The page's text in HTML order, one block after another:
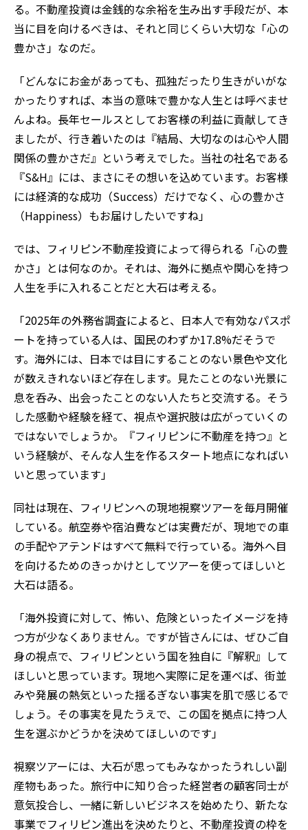
る。不動産投資は金銭的な余裕を生み出す手段だが、本
当に目を向けるべきは、それと同じくらい大切な「心の
豊かさ」なのだ。
「どんなにお金があっても、孤独だったり生きがいがな
かったりすれば、本当の意味で豊かな人生とは呼べませ
んよね。長年セールスとしてお客様の利益に貢献してき
ましたが、行き着いたのは『結局、大切なのは心や人間
関係の豊かさだ』という考えでした。当社の社名である
『S&H』には、まさにその想いを込めています。お客様
には経済的な成功（Success）だけでなく、心の豊かさ
（Happiness）もお届けしたいですね」
では、フィリピン不動産投資によって得られる「心の豊
かさ」とは何なのか。それは、海外に拠点や関心を持つ
人生を手に入れることだと大石は考える。
「2025年の外務省調査によると、日本人で有効なパスポ
ートを持っている人は、国民のわずか17.8%だそうで
す。海外には、日本では目にすることのない景色や文化
が数えきれないほど存在します。見たことのない光景に
息を呑み、出会ったことのない人たちと交流する。そう
した感動や経験を経て、視点や選択肢は広がっていくの
ではないでしょうか。『フィリピンに不動産を持つ』と
いう経験が、そんな人生を作るスタート地点になればい
いと思っています」
同社は現在、フィリピンへの現地視察ツアーを毎月開催
している。航空券や宿泊費などは実費だが、現地での車
の手配やアテンドはすべて無料で行っている。海外へ目
を向けるためのきっかけとしてツアーを使ってほしいと
大石は語る。
「海外投資に対して、怖い、危険といったイメージを持
つ方が少なくありません。ですが皆さんには、ぜひご自
身の視点で、フィリピンという国を独自に『解釈』して
ほしいと思っています。現地へ実際に足を運べば、街並
みや発展の熱気といった揺るぎない事実を肌で感じるで
しょう。その事実を見たうえで、この国を拠点に持つ人
生を選ぶかどうかを決めてほしいのです」
視察ツアーには、大石が思ってもみなかったうれしい副
産物もあった。旅行中に知り合った経営者の顧客同士が
意気投合し、一緒に新しいビジネスを始めたり、新たな
事業でフィリピン進出を決めたりと、不動産投資の枠を